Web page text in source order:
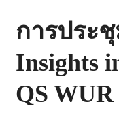
การประ
Insights
QS